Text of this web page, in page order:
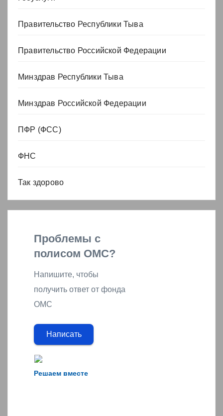
Правительство Республики Тыва
Правительство Российской Федерации
Минздрав Республики Тыва
Минздрав Российской Федерации
ПФР (ФСС)
ФНС
Так здорово
Решаем вместе
Проблемы с
полисом ОМС?
Напишите, чтобы
получить ответ от фонда
ОМС
Написать